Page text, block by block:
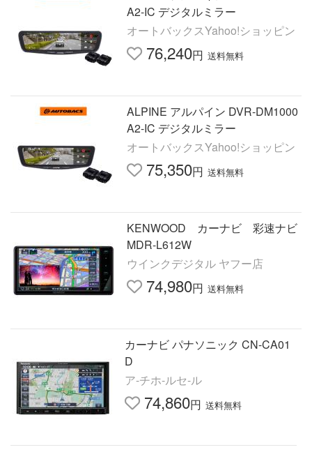
A2-IC デジタルミラー
オートバックスYahoo!ショッピン
76,240円 送料無料
ALPINE アルパイン DVR-DM1000
A2-IC デジタルミラー
オートバックスYahoo!ショッピン
75,350円 送料無料
KENWOOD カーナビ 彩速ナビ
MDR-L612W
ウインクデジタル ヤフー店
74,980円 送料無料
カーナビ パナソニック CN-CA01
D
ア-チホ-ルセ-ル
74,860円 送料無料